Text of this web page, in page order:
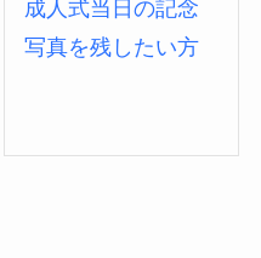
成人式当日の記念
写真を残したい方